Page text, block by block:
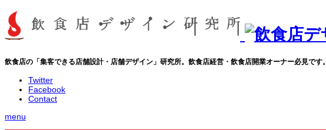
飲食店の「集客できる店舗設計・店舗デザイン」研究所。飲食店経営・飲食店開業オーナー必見です。
Twitter
Facebook
Contact
menu